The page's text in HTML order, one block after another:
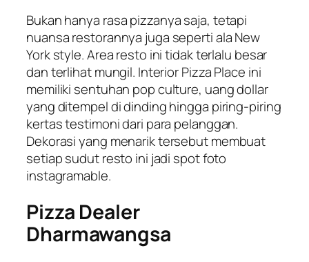
Bukan hanya rasa pizzanya saja, tetapi
nuansa restorannya juga seperti ala New
York style. Area resto ini tidak terlalu besar
dan terlihat mungil. Interior Pizza Place ini
memiliki sentuhan pop culture, uang dollar
yang ditempel di dinding hingga piring-piring
kertas testimoni dari para pelanggan.
Dekorasi yang menarik tersebut membuat
setiap sudut resto ini jadi spot foto
instagramable.
Pizza Dealer
Dharmawangsa